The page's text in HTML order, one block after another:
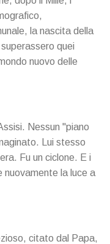
la nascita della
quei
nuovo delle
Nessun "piano
Lui stesso
Fu un ciclone. E i
nuovamente la luce a
citato dal Papa,